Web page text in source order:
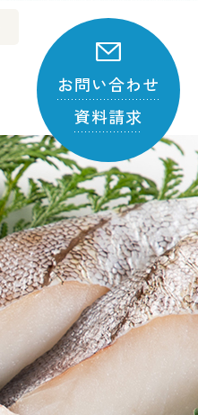
お問い合わせ
資料請求